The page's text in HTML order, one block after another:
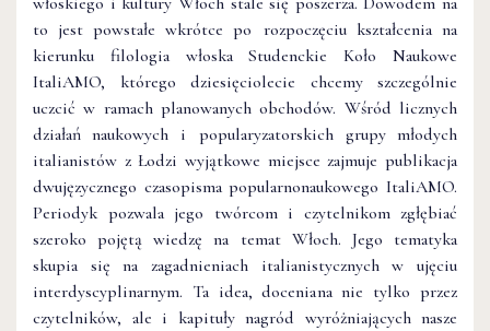
to jest powstałe wkrótce po rozpoczęciu kształcenia na
kierunku filologia włoska Studenckie Koło Naukowe
ItaliAMO, którego dziesięciolecie chcemy szczególnie
uczcić w ramach planowanych obchodów. Wśród licznych
działań naukowych i popularyzatorskich grupy młodych
italianistów z Łodzi wyjątkowe miejsce zajmuje publikacja
dwujęzycznego czasopisma popularnonaukowego ItaliAMO.
Periodyk pozwala jego twórcom i czytelnikom zgłębiać
szeroko pojętą wiedzę na temat Włoch. Jego tematyka
skupia się na zagadnieniach italianistycznych w ujęciu
interdyscyplinarnym. Ta idea, doceniana nie tylko przez
czytelników, ale i kapituły nagród wyróżniających nasze